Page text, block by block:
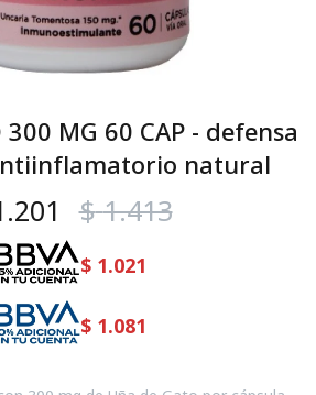
300 MG 60 CAP - defensa
natural
$ 1.413
$ 1.021
$ 1.081